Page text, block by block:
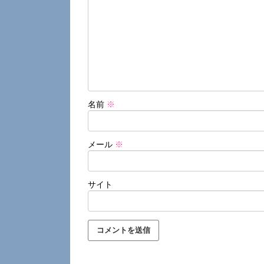
名前 ※
メール ※
サイト